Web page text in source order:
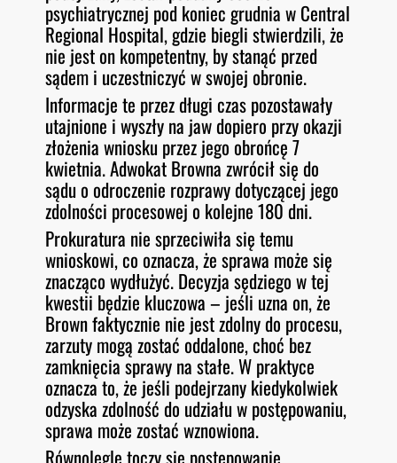
psychiatrycznej pod koniec grudnia w Central
Regional Hospital, gdzie biegli stwierdzili, że
nie jest on kompetentny, by stanąć przed
sądem i uczestniczyć w swojej obronie.
Informacje te przez długi czas pozostawały
utajnione i wyszły na jaw dopiero przy okazji
złożenia wniosku przez jego obrońcę 7
kwietnia. Adwokat Browna zwrócił się do
sądu o odroczenie rozprawy dotyczącej jego
zdolności procesowej o kolejne 180 dni.
Prokuratura nie sprzeciwiła się temu
wnioskowi, co oznacza, że sprawa może się
znacząco wydłużyć. Decyzja sędziego w tej
kwestii będzie kluczowa – jeśli uzna on, że
Brown faktycznie nie jest zdolny do procesu,
zarzuty mogą zostać oddalone, choć bez
zamknięcia sprawy na stałe. W praktyce
oznacza to, że jeśli podejrzany kiedykolwiek
odzyska zdolność do udziału w postępowaniu,
sprawa może zostać wznowiona.
Równolegle toczy się postępowanie